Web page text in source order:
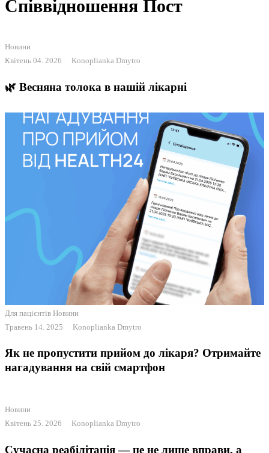
Співвідношення Пост
Новини
Квітень 04. 2026
Konoplianka Dmytro
🌿 Весняна толока в нашій лікарні
Для пацієнтів Новини
Травень 14. 2025
Konoplianka Dmytro
Як не пропустити прийом до лікаря? Отримайте
нагадування на свій смартфон
Новини
Квітень 25. 2026
Konoplianka Dmytro
Сучасна реабілітація — це не лише вправи, а